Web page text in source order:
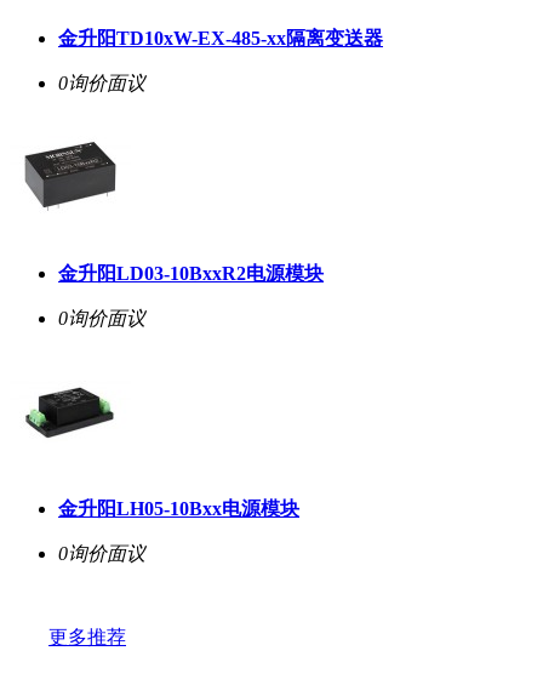
金升阳TD10xW-EX-485-xx隔离变送器
0询价面议
金升阳LD03-10BxxR2电源模块
0询价面议
金升阳LH05-10Bxx电源模块
0询价面议
更多推荐